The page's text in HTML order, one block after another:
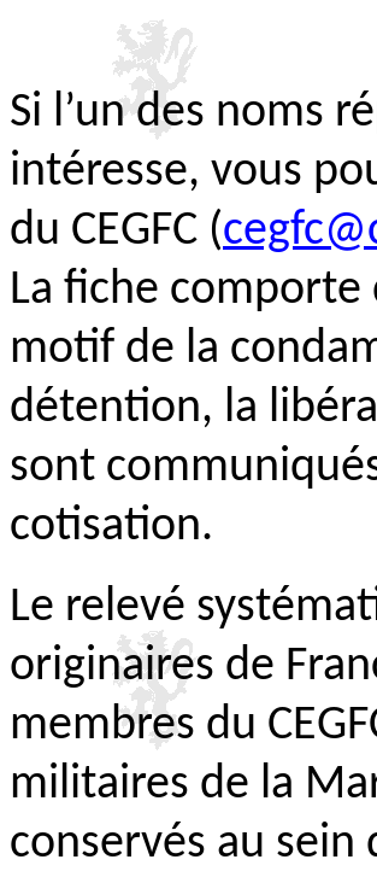
Si l’un des noms
intéresse, vous
du CEGFC (
La fiche comporte
motif de la
détention, la
sont
cotisation.
Le relevé
originaires de
membres du
militaires de la
conservés au sein